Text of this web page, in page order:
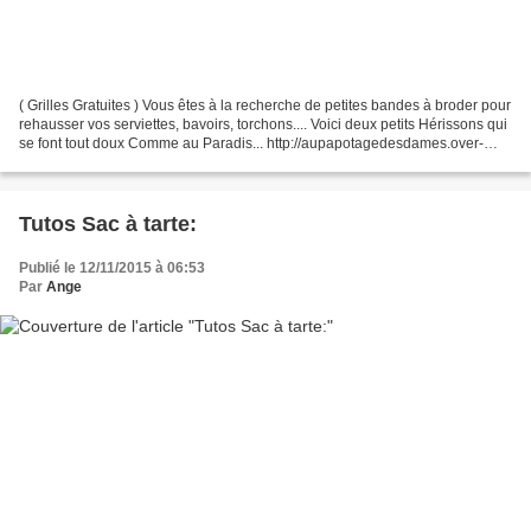
( Grilles Gratuites ) Vous êtes à la recherche de petites bandes à broder pour
rehausser vos serviettes, bavoirs, torchons.... Voici deux petits Hérissons qui
se font tout doux Comme au Paradis... http://aupapotagedesdames.over-
Tutos Sac à tarte:
Publié le 12/11/2015 à 06:53
Par Ange